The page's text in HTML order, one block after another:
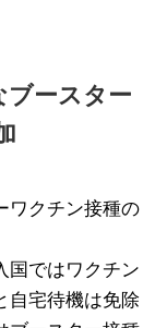
ブースター
ワクチン接種の
国ではワクチン
自宅待機は免除